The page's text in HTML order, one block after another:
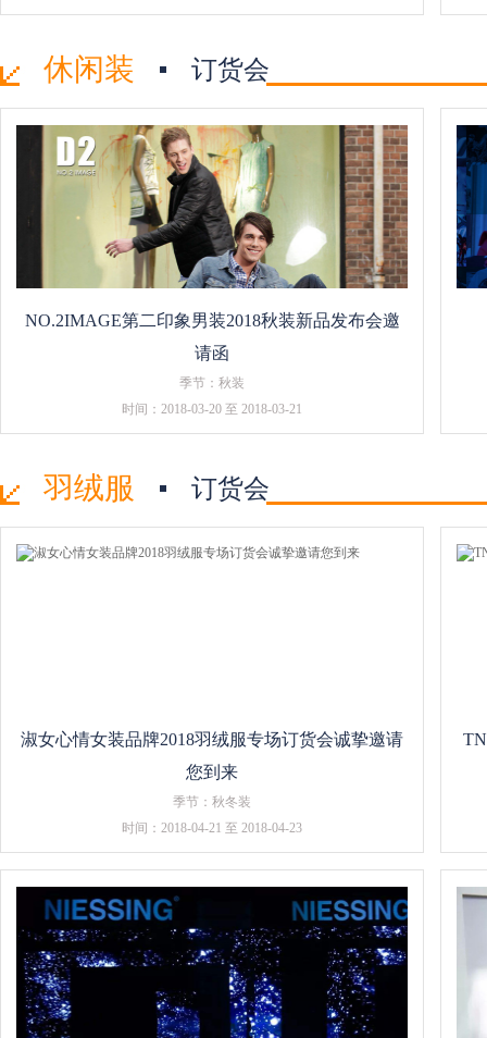
休闲装 订货会
NO.2IMAGE第二印象男装2018秋装新品发布会邀
请函
季节：秋装
时间：2018-03-20 至 2018-03-21
羽绒服 订货会
淑女心情女装品牌2018羽绒服专场订货会诚挚邀请
您到来
季节：秋冬装
时间：2018-04-21 至 2018-04-23